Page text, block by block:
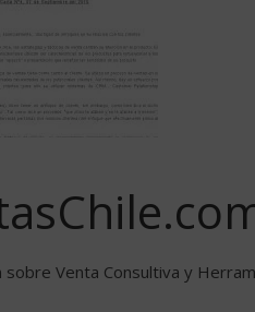
sobre Venta Consultiva y